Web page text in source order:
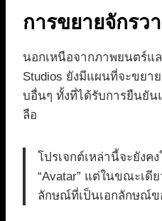
การขยายจักรว
นอกเหนือจากภาพยนตร์แ
Studios ยังมีแผนที่จะขยา
บอื่นๆ ทั้งที่ได้รับการยืนยัน
ลือ
โปรเจกต์เหล่านี้จะยังค
“Avatar” แต่ในขณะเดี
ลักษณ์ที่เป็นเอกลักษณ์ข